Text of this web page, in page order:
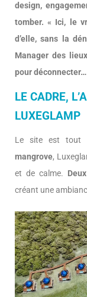
design,
tomber. « Ici, le
d’elle, sans la
Manager des
pour
LE CADRE,
LUXEGLAMP
Le site est tout
mangrove,
et de calme.
créant une